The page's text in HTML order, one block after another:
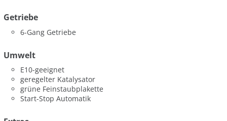
Getriebe
6-Gang Getriebe
Umwelt
E10-geeignet
geregelter Katalysator
grüne Feinstaubplakette
Start-Stop Automatik